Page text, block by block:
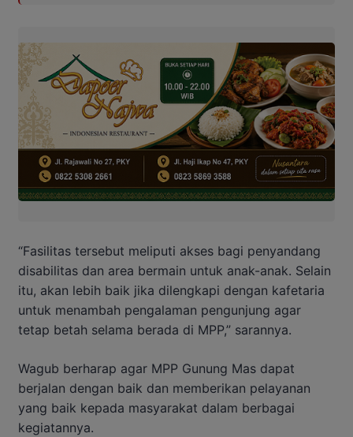
“Fasilitas tersebut meliputi akses bagi penyandang
disabilitas dan area bermain untuk anak-anak. Selain
itu, akan lebih baik jika dilengkapi dengan kafetaria
untuk menambah pengalaman pengunjung agar
tetap betah selama berada di MPP,” sarannya.
Wagub berharap agar MPP Gunung Mas dapat
berjalan dengan baik dan memberikan pelayanan
yang baik kepada masyarakat dalam berbagai
kegiatannya.